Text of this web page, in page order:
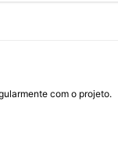
com o projeto.